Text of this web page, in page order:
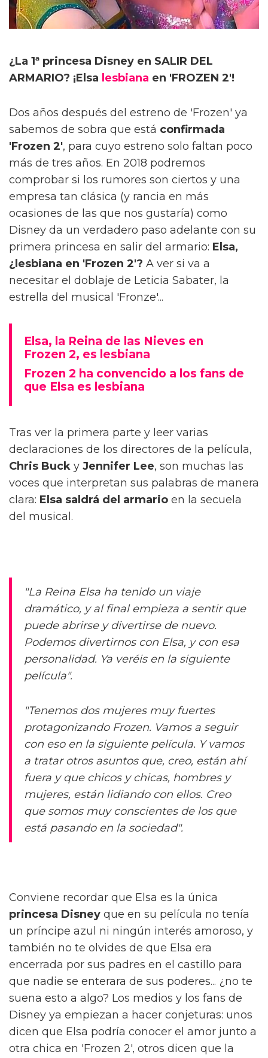
¿La 1ª princesa Disney en SALIR DEL
ARMARIO? ¡Elsa lesbiana en 'FROZEN 2'!
Dos años después del estreno de 'Frozen' ya
sabemos de sobra que está confirmada
'Frozen 2', para cuyo estreno solo faltan poco
más de tres años. En 2018 podremos
comprobar si los rumores son ciertos y una
empresa tan clásica (y rancia en más
ocasiones de las que nos gustaría) como
Disney da un verdadero paso adelante con su
primera princesa en salir del armario: Elsa,
¿lesbiana en 'Frozen 2'? A ver si va a
necesitar el doblaje de Leticia Sabater, la
estrella del musical 'Fronze'...
Elsa, la Reina de las Nieves en
Frozen 2, es lesbiana
Frozen 2 ha convencido a los fans de
que Elsa es lesbiana
Tras ver la primera parte y leer varias
declaraciones de los directores de la película,
Chris Buck y Jennifer Lee, son muchas las
voces que interpretan sus palabras de manera
clara: Elsa saldrá del armario en la secuela
del musical.
"La Reina Elsa ha tenido un viaje
dramático, y al final empieza a sentir que
puede abrirse y divertirse de nuevo.
Podemos divertirnos con Elsa, y con esa
personalidad. Ya veréis en la siguiente
película".
"Tenemos dos mujeres muy fuertes
protagonizando Frozen. Vamos a seguir
con eso en la siguiente película. Y vamos
a tratar otros asuntos que, creo, están ahí
fuera y que chicos y chicas, hombres y
mujeres, están lidiando con ellos. Creo
que somos muy conscientes de los que
está pasando en la sociedad".
Conviene recordar que Elsa es la única
princesa Disney que en su película no tenía
un príncipe azul ni ningún interés amoroso, y
también no te olvides de que Elsa era
encerrada por sus padres en el castillo para
que nadie se enterara de sus poderes... ¿no te
suena esto a algo? Los medios y los fans de
Disney ya empiezan a hacer conjeturas: unos
dicen que Elsa podría conocer el amor junto a
otra chica en 'Frozen 2', otros dicen que la